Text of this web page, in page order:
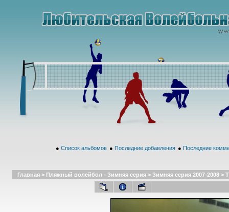
● Список альбомов ● Последние добавления ● Последние
Главная > Пляжный волейбол - Зимняя серия > Зимняя серия 2007-2008 >